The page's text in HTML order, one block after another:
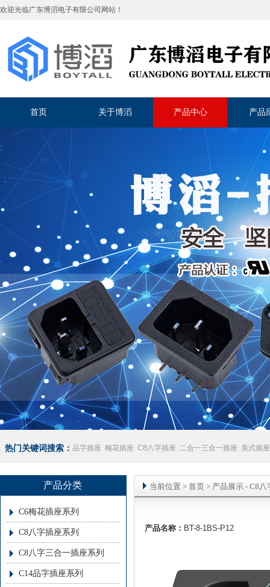
欢迎光临广东博滔电子有限公司 网站！
首页 关于博滔 产品中心 产品
热门关键词搜索： 品字插座 梅花插座 C8八字插座 二合一三合一插座 美式插座
产品分类
C6梅花插座系列
C8八字插座系列
C8八字三合一插座系列
C14品字插座系列
当前位置 > 首页 > 产品展示 - C8八
产品名称： BT-8-1BS-P12